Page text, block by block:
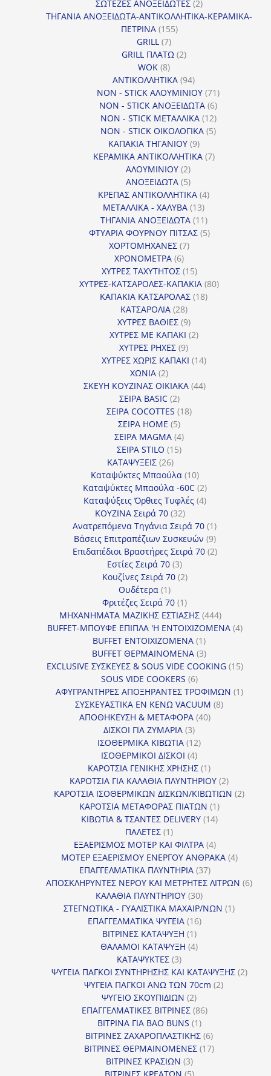
προϊόντα
ΣΩΤΕΖΕΣ ΑΝΟΞΕΙΔΩΤΕΣ 22
προϊόντα
ΤΗΓΑΝΙΑ ΑΝΟΞΕΙΔΩΤΑ-ΑΝΤΙΚΟΛΛΗΤΙΚΑ-ΚΕΡΑΜΙΚΑ-
ΠΕΤΡΙΝΑ 155155
GRILL 77
προϊόντα
GRILL ΠΛΑΤΩ 22
WOK 88
προϊόντα
ΑΝΤΙΚΟΛΛΗΤΙΚΑ 9494
προϊόντα
NON - STICK ΑΛΟΥΜΙΝΙΟΥ 7171
προϊόντα
NON - STICK ΑΝΟΞΕΙΔΩΤΑ 66
προϊόντα
NON - STICK ΜΕΤΑΛΛΙΚΑ 1212
προϊόντα
NON - STICK ΟΙΚΟΛΟΓΙΚΑ 55
ΚΑΠΑΚΙΑ ΤΗΓΑΝΙΟΥ 99
προϊόντα
ΚΕΡΑΜΙΚΑ ΑΝΤΙΚΟΛΛΗΤΙΚΑ 77
ΑΛΟΥΜΙΝΙΟΥ 22
προϊόντα
ΑΝΟΞΕΙΔΩΤΑ 55
προϊόντα
ΚΡΕΠΑΣ ΑΝΤΙΚΟΛΛΗΤΙΚΑ 44
ΜΕΤΑΛΛΙΚΑ - ΧΑΛΥΒΑ 1313
προϊόντα
ΤΗΓΑΝΙΑ ΑΝΟΞΕΙΔΩΤΑ 1111
προϊόντα
ΦΤΥΑΡΙΑ ΦΟΥΡΝΟΥ ΠΙΤΣΑΣ 55
ΧΟΡΤΟΜΗΧΑΝΕΣ 77
ΧΡΟΝΟΜΕΤΡΑ 66
προϊόντα
ΧΥΤΡΕΣ ΤΑΧΥΤΗΤΟΣ 1515
προϊόντα
ΧΥΤΡΕΣ-ΚΑΤΣΑΡΟΛΕΣ-ΚΑΠΑΚΙΑ 8080
ΚΑΠΑΚΙΑ ΚΑΤΣΑΡΟΛΑΣ 1818
ΚΑΤΣΑΡΟΛΙΑ 2828
προϊόντα
ΧΥΤΡΕΣ ΒΑΘΙΕΣ 99
προϊόντα
ΧΥΤΡΕΣ ΜΕ ΚΑΠΑΚΙ 22
ΧΥΤΡΕΣ ΡΗΧΕΣ 99
προϊόντα
ΧΥΤΡΕΣ ΧΩΡΙΣ ΚΑΠΑΚΙ 1414
ΧΩΝΙΑ 22
προϊόντα
ΣΚΕΥΗ ΚΟΥΖΙΝΑΣ ΟΙΚΙΑΚΑ 4444
ΣΕΙΡΑ BASIC 22
προϊόντα
ΣΕΙΡΑ COCOTTES 1818
ΣΕΙΡΑ HOME 55
προϊόντα
ΣΕΙΡΑ MAGMA 44
προϊόντα
ΣΕΙΡΑ STILO 1515
ΚΑΤΑΨΥΞΕΙΣ 2626
προϊόντα
Καταψύκτες Μπαούλα 1010
προϊόντα
Καταψύκτες Μπαούλα -60C 22
προϊόντα
Καταψύξεις Όρθιες Τυφλές 44
ΚΟΥΖΙΝΑ Σειρά 70 3232
προϊόντα
Ανατρεπόμενα Τηγάνια Σειρά 70 11
προϊόν
Βάσεις Επιτραπέζιων Συσκευών 99
προϊόντα
Επιδαπέδιοι Βραστήρες Σειρά 70 22
Εστίες Σειρά 70 33
προϊόντα
Κουζίνες Σειρά 70 22
Ουδέτερα 11
προϊόν
Φριτέζες Σειρά 70 11
προϊόν
ΜΗΧΑΝΗΜΑΤΑ ΜΑΖΙΚΗΣ ΕΣΤΙΑΣΗΣ 444444
προϊόντα
BUFFET-ΜΠΟΥΦΕ ΕΠΙΠΛΑ 'Η ΕΝΤΟΙΧΙΖΟΜΕΝΑ 44
BUFFET ΕΝΤΟΙΧΙΖΟΜΕΝΑ 11
προϊόν
BUFFET ΘΕΡΜΑΙΝΟΜΕΝΑ 33
προϊόντα
EXCLUSIVE ΣΥΣΚΕΥΕΣ & SOUS VIDE COOKING 1515
SOUS VIDE COOKERS 66
προϊόντα
ΑΦΥΓΡΑΝΤΗΡΕΣ ΑΠΟΞΗΡΑΝΤΕΣ ΤΡΟΦΙΜΩΝ 11
ΣΥΣΚΕΥΑΣΤΙΚΑ ΕΝ ΚΕΝΩ VACUUM 88
ΑΠΟΘΗΚΕΥΣΗ & ΜΕΤΑΦΟΡΑ 4040
ΔΙΣΚΟΙ ΓΙΑ ΖΥΜΑΡΙΑ 33
προϊόντα
ΙΣΟΘΕΡΜΙΚΑ ΚΙΒΩΤΙΑ 1212
ΙΣΟΘΕΡΜΙΚΟΙ ΔΙΣΚΟΙ 44
προϊόντα
ΚΑΡΟΤΣΙΑ ΓΕΝΙΚΗΣ ΧΡΗΣΗΣ 11
προϊόν
ΚΑΡΟΤΣΙΑ ΓΙΑ ΚΑΛΑΘΙΑ ΠΛΥΝΤΗΡΙΟΥ 22
προϊόντα
ΚΑΡΟΤΣΙΑ ΙΣΟΘΕΡΜΙΚΩΝ ΔΙΣΚΩΝ/ΚΙΒΩΤΙΩΝ 22
ΚΑΡΟΤΣΙΑ ΜΕΤΑΦΟΡΑΣ ΠΙΑΤΩΝ 11
προϊόν
ΚΙΒΩΤΙΑ & ΤΣΑΝΤΕΣ DELIVERY 1414
ΠΑΛΕΤΕΣ 11
προϊόν
ΕΞΑΕΡΙΣΜΟΣ ΜΟΤΕΡ ΚΑΙ ΦΙΛΤΡΑ 44
προϊόντα
ΜΟΤΕΡ ΕΞΑΕΡΙΣΜΟΥ ΕΝΕΡΓΟΥ ΑΝΘΡΑΚΑ 44
ΕΠΑΓΓΕΛΜΑΤΙΚΑ ΠΛΥΝΤΗΡΙΑ 3737
προϊόντα
ΑΠΟΣΚΛΗΡΥΝΤΕΣ ΝΕΡΟΥ ΚΑΙ ΜΕΤΡΗΤΕΣ ΛΙΤΡΩΝ 66
ΚΑΛΑΘΙΑ ΠΛΥΝΤΗΡΙΟΥ 3030
προϊόντα
ΣΤΕΓΝΩΤΙΚΑ - ΓΥΑΛΙΣΤΙΚΑ ΜΑΧΑΙΡ/ΝΩΝ 11
ΕΠΑΓΓΕΛΜΑΤΙΚΑ ΨΥΓΕΙΑ 1616
ΒΙΤΡΙΝΕΣ ΚΑΤΑΨΥΞΗ 11
προϊόν
ΘΑΛΑΜΟΙ ΚΑΤΑΨΥΞΗ 44
ΚΑΤΑΨΥΚΤΕΣ 33
προϊόντα
ΨΥΓΕΙΑ ΠΑΓΚΟΙ ΣΥΝΤΗΡΗΣΗΣ ΚΑΙ ΚΑΤΑΨΥΞΗΣ 22
ΨΥΓΕΙΑ ΠΑΓΚΟΙ ΑΝΩ ΤΩΝ 70cm 22
ΨΥΓΕΙΟ ΣΚΟΥΠΙΔΙΩΝ 22
προϊόντα
ΕΠΑΓΓΕΛΜΑΤΙΚΕΣ ΒΙΤΡΙΝΕΣ 8686
ΒΙΤΡΙΝΑ ΓΙΑ BAO BUNS 11
προϊόν
ΒΙΤΡΙΝΕΣ ΖΑΧΑΡΟΠΛΑΣΤΙΚΗΣ 66
προϊόντα
ΒΙΤΡΙΝΕΣ ΘΕΡΜΑΙΝΟΜΕΝΕΣ 1717
ΒΙΤΡΙΝΕΣ ΚΡΑΣΙΩΝ 33
προϊόντα
5